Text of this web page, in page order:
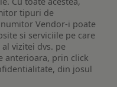
tipuri de
Vendor-i poate
si serviciile pe care
vizitei dvs. pe
anterioara, prin click
din josul